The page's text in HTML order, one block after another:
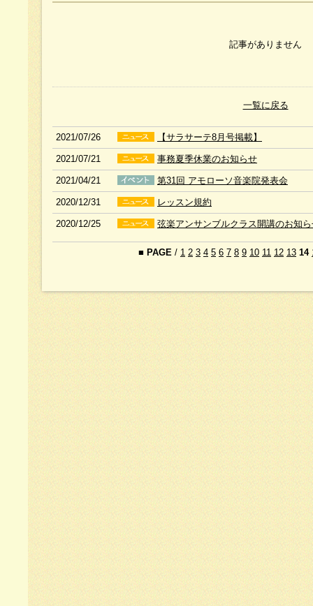
記事がありません
一覧に戻る
2021/07/26 【サラサーテ8月号掲載】
2021/07/21 事務夏季休業のお知らせ
2021/04/21 第31回 アモローソ音楽院発表会
2020/12/31 レッスン規約
2020/12/25 弦楽アンサンブルクラス開講のお知
■ PAGE / 1 2 3 4 5 6 7 8 9 10 11 12 13 14